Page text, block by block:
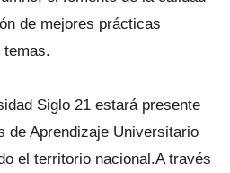
de mejores prácticas
temas.
Siglo 21 estará presente
de Aprendizaje Universitario
el territorio nacional.A través